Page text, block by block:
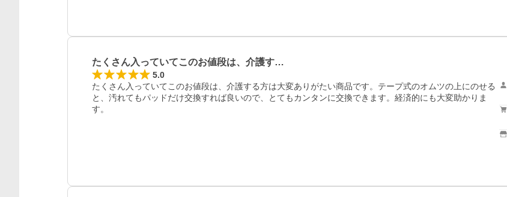
たくさん入っていてこのお値段は、介護す…
5.0
たくさん入っていてこのお値段は、介護する方は大変ありがたい商品です。テープ式のオムツの上にのせる
と、汚れてもパッドだけ交換すれば良いので、とてもカンタンに交換できます。経済的にも大変助かりま
す。